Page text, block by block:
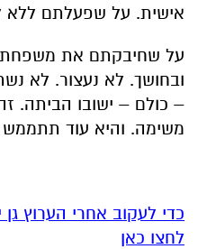
אישית. על שפעלתם ללא
על שחיבקתם את משפחתי.
ובחושך. לא נעצור. לא
– כולם – ישובו הביתה.
משימה. והיא עוד תתממש
לחצו כאן